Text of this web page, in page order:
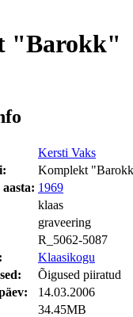
"Barokk"
Kersti Vaks
Komplekt
aasta: 1969
klaas
graveering
R_5062-5087
Klaasikogu
Õigused piiratud
14.03.2006
34.45MB